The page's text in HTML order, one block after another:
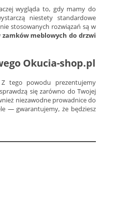
wygląda to, gdy mamy do
niestety standardowe
stosowanych rozwiązań są w
zamków meblowych do drzwi
Okucia-shop.pl
Z tego powodu prezentujemy
się zarówno do Twojej
niezawodne prowadnice do
— gwarantujemy, że będziesz